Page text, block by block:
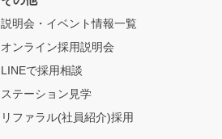
説明会・イベント情報一覧
オンライン採用説明会
LINEで採用相談
ステーション見学
リファラル(社員紹介)採用